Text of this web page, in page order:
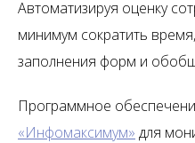
Автоматизируя оценку
минимум сократить
заполнения форм и
Программное
«Инфомаксимум» для